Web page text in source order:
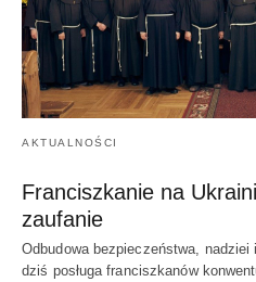
AKTUALNOŚCI
Franciszkanie na
zaufanie
Odbudowa bezpieczeństwa,
dziś posługa franciszkanów